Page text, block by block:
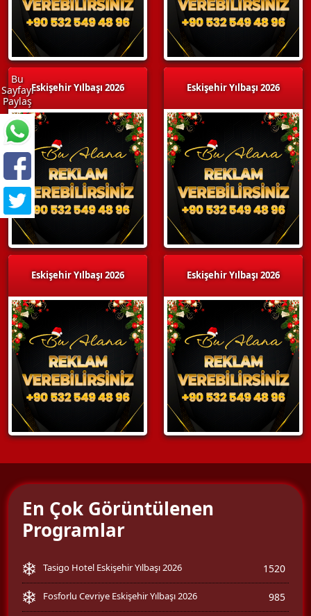
Eskişehir Yılbaşı 2026
Eskişehir Yılbaşı 2026
Eskişehir Yılbaşı 2026
Eskişehir Yılbaşı 2026
Bu
Sayfayı
Paylaş
En Çok Görüntülenen
Programlar
Tasigo Hotel Eskişehir Yılbaşı 2026 1520
Fosforlu Cevriye Eskişehir Yılbaşı 2026 985